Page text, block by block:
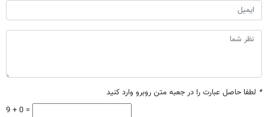
* لطفا حاصل عبارت را در جعبه متن روبرو وارد کنید
9 + 0 =